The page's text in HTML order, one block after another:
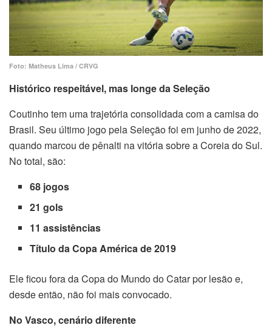
Foto: Matheus Lima / CRVG
Histórico respeitável, mas longe da Seleção
Coutinho tem uma trajetória consolidada com a camisa do
Brasil. Seu último jogo pela Seleção foi em junho de 2022,
quando marcou de pênalti na vitória sobre a Coreia do Sul.
No total, são:
68 jogos
21 gols
11 assistências
Título da Copa América de 2019
Ele ficou fora da Copa do Mundo do Catar por lesão e,
desde então, não foi mais convocado.
No Vasco, cenário diferente